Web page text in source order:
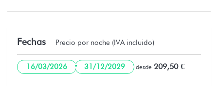
Fechas Precio por noche (IVA incluido)
16/03/2026 · 31/12/2029 desde 209,50 €